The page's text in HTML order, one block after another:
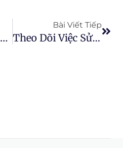
Mặt Trái Của Suy Dinh Dưỡng Và Đói
Bài Viết Tiếp
Theo Dõi Việc Sử Dụng Nước Tưới Với Hệ Thống Quản Lý Trang Trại AGRIVI